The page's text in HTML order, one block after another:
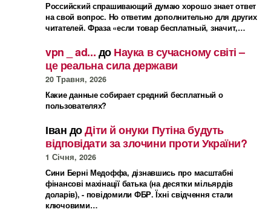
Российский спрашивающий думаю хорошо знает ответ
на свой вопрос. Но ответим дополнительно для других
читателей. Фраза «если товар бесплатный, значит,…
vpn _ ad...доНаука в сучасному світі –
це реальна сила держави
20 Травня, 2026
Какие данные собирает средний бесплатный о
пользователях?
ІвандоДіти й онуки Путіна будуть
відповідати за злочини проти України?
1 Січня, 2026
Сини Берні Медоффа, дізнавшись про масштабні
фінансові махінації батька (на десятки мільярдів
доларів), - повідомили ФБР. Їхні свідчення стали
ключовими…